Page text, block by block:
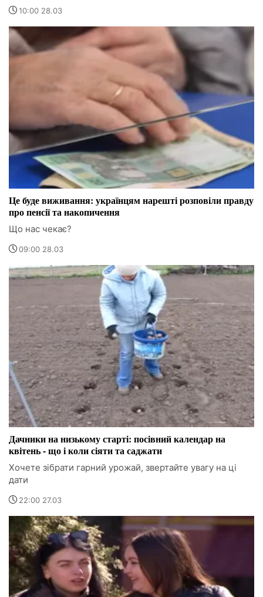
10:00 28.03
Це буде виживання: українцям нарешті розповіли правду
про пенсії та накопичення
Що нас чекає?
09:00 28.03
Дачники на низькому старті: посівний календар на
квітень - що і коли сіяти та саджати
Хочете зібрати гарний урожай, звертайте увагу на ці
дати
22:00 27.03